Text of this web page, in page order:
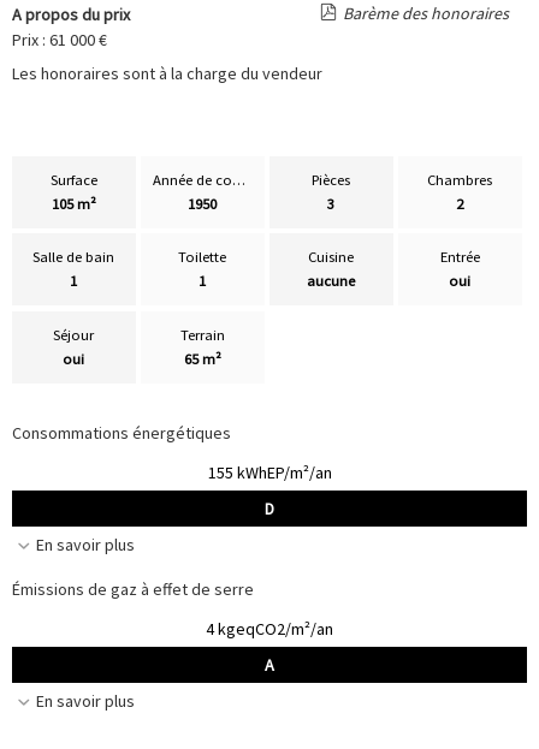
A propos du prix
Barème des honoraires
Prix : 61 000 €
Les honoraires sont à la charge du vendeur
Surface
105 m²
Année de construction
1950
Pièces
3
Chambres
2
Salle de bain
1
Toilette
1
Cuisine
aucune
Entrée
oui
Séjour
oui
Terrain
65 m²
Consommations énergétiques
155 kWhEP/m²/an
D
En savoir plus
Émissions de gaz à effet de serre
4 kgeqCO2/m²/an
A
En savoir plus